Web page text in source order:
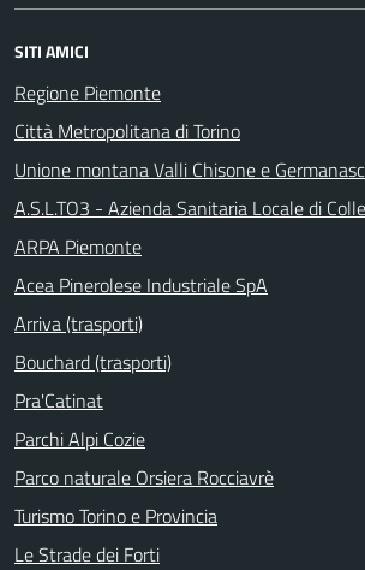
SITI AMICI
Regione Piemonte
Città Metropolitana di Torino
Unione montana Valli Chisone e
A.S.L.TO3 - Azienda Sanitaria Locale di
ARPA Piemonte
Acea Pinerolese Industriale SpA
Arriva (trasporti)
Bouchard (trasporti)
Pra'Catinat
Parchi Alpi Cozie
Parco naturale Orsiera Rocciavrè
Turismo Torino e Provincia
Le Strade dei Forti